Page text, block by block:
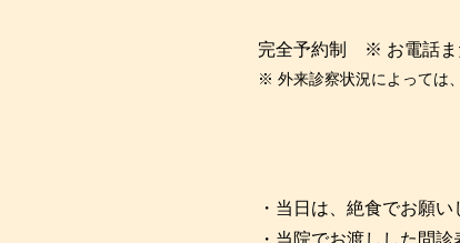
完全予約制 ※ お電話ま
※ 外来診察状況によっては
・当日は、絶食でお願い
・当院でお渡しした問